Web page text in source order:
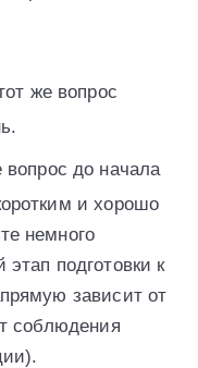
же вопрос
до начала
и хорошо
немного
подготовки к
зависит от
соблюдения